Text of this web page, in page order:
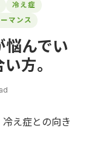
冷え症
マンス
悩んでい
方。